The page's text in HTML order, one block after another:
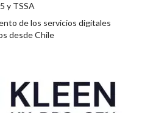
y TSSA
de los servicios digitales
desde Chile